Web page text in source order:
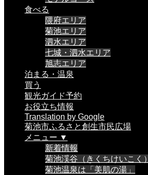
食べる
隈府エリア
菊池エリア
泗水エリア
七城・泗水エリア
旭志エリア
泊まる・温泉
買う
観光ガイド予約
お役立ち情報
Translation by Google
菊池市ふるさと創生市民広場
メニュー ▼
新着情報
菊池渓谷（きくちけいこく）
菊池温泉は「美肌の湯」